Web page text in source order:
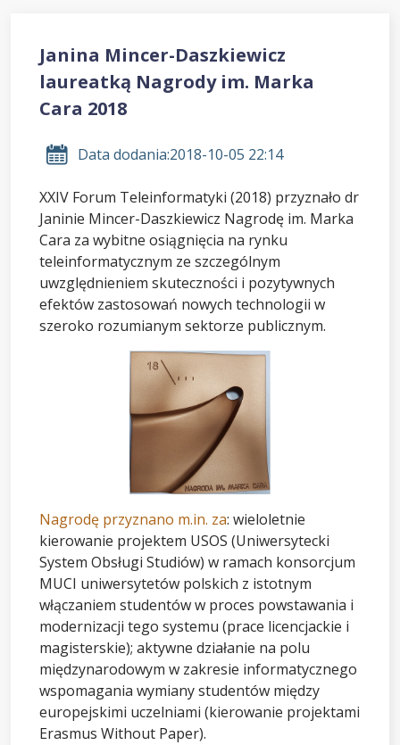
Janina Mincer-Daszkiewicz
laureatką Nagrody im. Marka
Cara 2018
Data dodania:2018-10-05 22:14
XXIV Forum Teleinformatyki (2018) przyznało dr
Janinie Mincer-Daszkiewicz Nagrodę im. Marka
Cara za wybitne osiągnięcia na rynku
teleinformatycznym ze szczególnym
uwzględnieniem skuteczności i pozytywnych
efektów zastosowań nowych technologii w
szeroko rozumianym sektorze publicznym.
Nagrodę przyznano m.in. za: wieloletnie
kierowanie projektem USOS (Uniwersytecki
System Obsługi Studiów) w ramach konsorcjum
MUCI uniwersytetów polskich z istotnym
włączaniem studentów w proces powstawania i
modernizacji tego systemu (prace licencjackie i
magisterskie); aktywne działanie na polu
międzynarodowym w zakresie informatycznego
wspomagania wymiany studentów między
europejskimi uczelniami (kierowanie projektami
Erasmus Without Paper).